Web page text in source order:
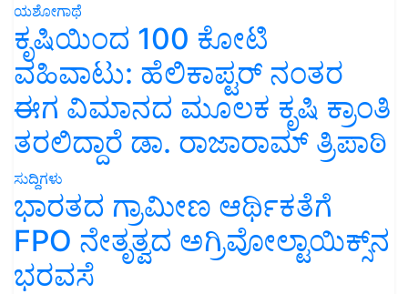
ಯಶೋಗಾಥೆ
ಕೃಷಿಯಿಂದ 100 ಕೋಟಿ
ವಹಿವಾಟು: ಹೆಲಿಕಾಪ್ಟರ್ ನಂತರ
ಈಗ ವಿಮಾನದ ಮೂಲಕ ಕೃಷಿ ಕ್ರಾಂತಿ
ತರಲಿದ್ದಾರೆ ಡಾ. ರಾಜಾರಾಮ್ ತ್ರಿಪಾಠಿ
ಸುದ್ದಿಗಳು
ಭಾರತದ ಗ್ರಾಮೀಣ ಆರ್ಥಿಕತೆಗೆ
FPO ನೇತೃತ್ವದ ಅಗ್ರಿವೋಲ್ಟಾಯಿಕ್ಸ್‌ನ
ಭರವಸೆ